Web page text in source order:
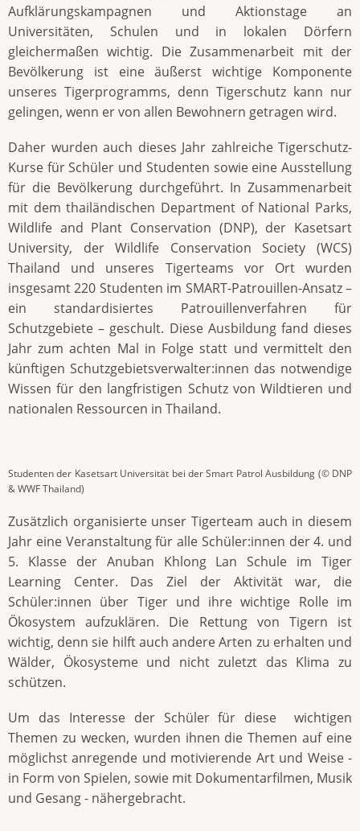
Aufklärungskampagnen und Aktionstage an
Universitäten, Schulen und in lokalen Dörfern
gleichermaßen wichtig. Die Zusammenarbeit mit der
Bevölkerung ist eine äußerst wichtige Komponente
unseres Tigerprogramms, denn Tigerschutz kann nur
gelingen, wenn er von allen Bewohnern getragen wird.
Daher wurden auch dieses Jahr zahlreiche Tigerschutz-
Kurse für Schüler und Studenten sowie eine Ausstellung
für die Bevölkerung durchgeführt. In Zusammenarbeit
mit dem thailändischen Department of National Parks,
Wildlife and Plant Conservation (DNP), der Kasetsart
University, der Wildlife Conservation Society (WCS)
Thailand und unseres Tigerteams vor Ort wurden
insgesamt 220 Studenten im SMART-Patrouillen-Ansatz –
ein standardisiertes Patrouillenverfahren für
Schutzgebiete – geschult. Diese Ausbildung fand dieses
Jahr zum achten Mal in Folge statt und vermittelt den
künftigen Schutzgebietsverwalter:innen das notwendige
Wissen für den langfristigen Schutz von Wildtieren und
nationalen Ressourcen in Thailand.
Studenten der Kasetsart Universität bei der Smart Patrol Ausbildung (© DNP
& WWF Thailand)
Zusätzlich organisierte unser Tigerteam auch in diesem
Jahr eine Veranstaltung für alle Schüler:innen der 4. und
5. Klasse der Anuban Khlong Lan Schule im Tiger
Learning Center. Das Ziel der Aktivität war, die
Schüler:innen über Tiger und ihre wichtige Rolle im
Ökosystem aufzuklären. Die Rettung von Tigern ist
wichtig, denn sie hilft auch andere Arten zu erhalten und
Wälder, Ökosysteme und nicht zuletzt das Klima zu
schützen.
Um das Interesse der Schüler für diese wichtigen
Themen zu wecken, wurden ihnen die Themen auf eine
möglichst anregende und motivierende Art und Weise -
in Form von Spielen, sowie mit Dokumentarfilmen, Musik
und Gesang - nähergebracht.